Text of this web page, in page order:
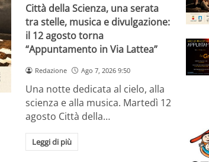
Città della Scienza, una serata
tra stelle, musica e divulgazione:
il 12 agosto torna
“Appuntamento in Via Lattea”
Redazione Ago 7, 2026 9:50
Una notte dedicata al cielo, alla
scienza e alla musica. Martedì 12
agosto Città della…
Leggi di più